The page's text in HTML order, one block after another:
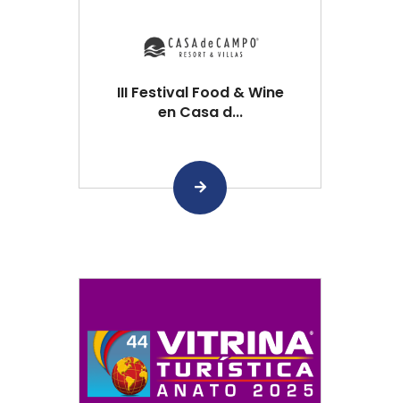
III Festival Food & Wine
en Casa d...